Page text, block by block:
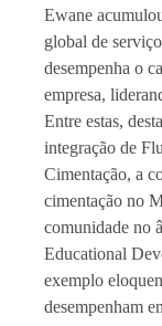
Ewane
global de
desempenha o
empresa,
Entre estas,
integração de
Cimentação, a
cimentação no
comunidade no
Educational
exemplo
desempenham